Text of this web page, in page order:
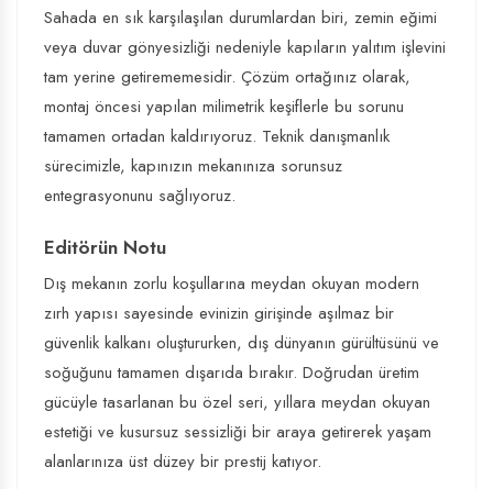
Sahada en sık karşılaşılan durumlardan biri, zemin eğimi
veya duvar gönyesizliği nedeniyle kapıların yalıtım işlevini
tam yerine getirememesidir. Çözüm ortağınız olarak,
montaj öncesi yapılan milimetrik keşiflerle bu sorunu
tamamen ortadan kaldırıyoruz. Teknik danışmanlık
sürecimizle, kapınızın mekanınıza sorunsuz
entegrasyonunu sağlıyoruz.
Editörün Notu
Dış mekanın zorlu koşullarına meydan okuyan modern
zırh yapısı sayesinde evinizin girişinde aşılmaz bir
güvenlik kalkanı oluştururken, dış dünyanın gürültüsünü ve
soğuğunu tamamen dışarıda bırakır. Doğrudan üretim
gücüyle tasarlanan bu özel seri, yıllara meydan okuyan
estetiği ve kusursuz sessizliği bir araya getirerek yaşam
alanlarınıza üst düzey bir prestij katıyor.